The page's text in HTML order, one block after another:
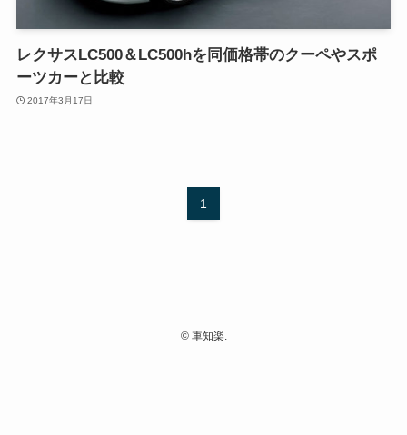
レクサスLC500＆LC500hを同価格帯のクーペやスポ
ーツカーと比較
2017年3月17日
1
©車知楽.